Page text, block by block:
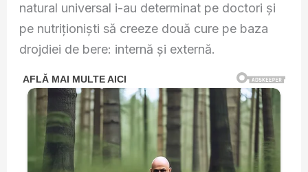
natural universal i-au determinat pe doctori şi
pe nutriţionişti să creeze două cure pe baza
drojdiei de bere: internă şi externă.